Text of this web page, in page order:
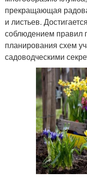
прекращающая
и листьев.
соблюдением правил
планирования схем
садоводческими